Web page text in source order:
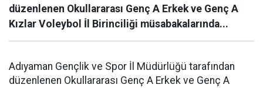
düzenlenen Okullararası Genç A Erkek ve Genç A
Kızlar Voleybol İl Birinciliği müsabakalarında...
Adıyaman Gençlik ve Spor İl Müdürlüğü tarafından
düzenlenen Okullararası Genç A Erkek ve Genç A